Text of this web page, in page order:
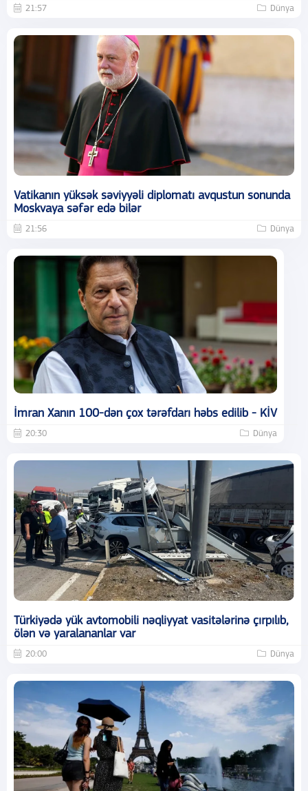
21:57 Dünya
Vatikanın yüksək səviyyəli diplomatı avqustun sonunda
Moskvaya səfər edə bilər
21:56 Dünya
İmran Xanın 100-dən çox tərəfdarı həbs edilib - KİV
20:30 Dünya
Türkiyədə yük avtomobili nəqliyyat vasitələrinə çırpılıb,
ölən və yaralananlar var
20:00 Dünya